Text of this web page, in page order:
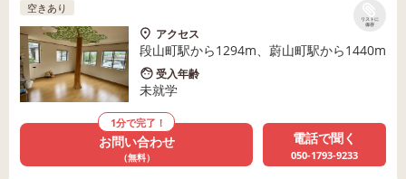
リストに
保存
空きあり
アクセス
段山町駅から1294m、蔚山町駅から1440m
受入年齢
未就学
1分で完了！
お問い合わせ
（無料）
電話で聞く
050-1793-9233